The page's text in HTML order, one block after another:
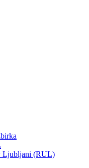
Ljubljani (RUL)